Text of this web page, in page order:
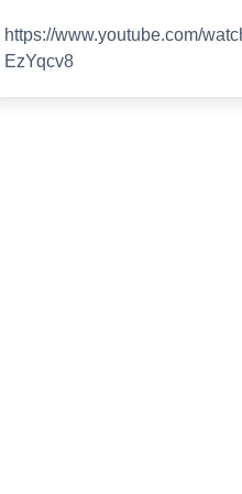
https://www.youtube.com/
EzYqcv8